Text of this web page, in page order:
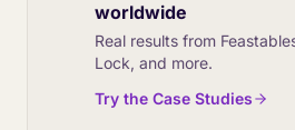
worldwide
Real results from
Lock, and more.
Try the Case Studies